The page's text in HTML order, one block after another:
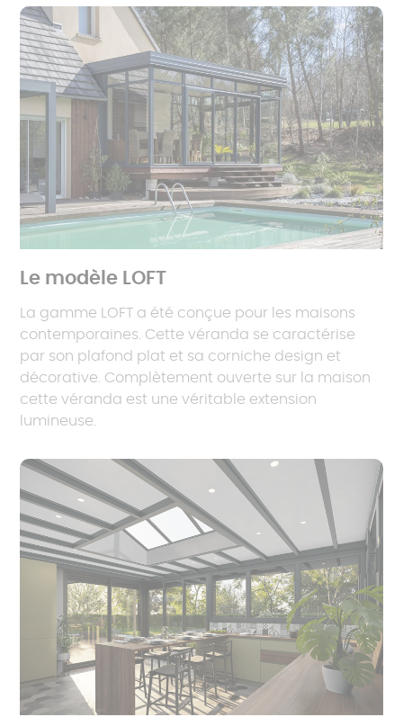
Le modèle LOFT
La gamme LOFT a été conçue pour les maisons
contemporaines. Cette véranda se caractérise
par son plafond plat et sa corniche design et
décorative. Complètement ouverte sur la maison
cette véranda est une véritable extension
lumineuse.